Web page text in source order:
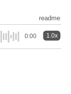
readme
0:00 1.0x